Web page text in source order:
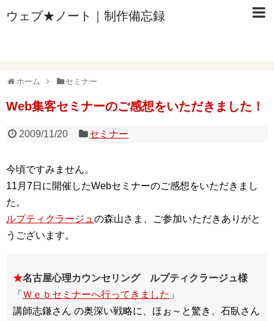
ウェブ★ノート｜制作備忘録
ホーム セミナー
Web集客セミナーのご感想をいただきました！
2009/11/20 セミナー
今頃ですみません。
11月7日に開催したWebセミナーのご感想をいただきまし
た。
ルプティクラージュ の森山さま、ご参加いただきありがと
うございます。
★名古屋心理カウンセリング ルプティクラージュ様
「 Ｗｅｂセミナーへ行ってきました 」
講師志鎌さん の奥深い戦略に、ほぉ～と驚き、石臥さん